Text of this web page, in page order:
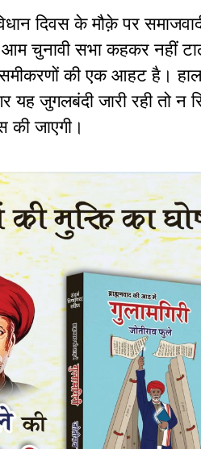
दिवस के मौक़े पर
चुनावी सभा कहकर नहीं
की एक आहट है।
जुगलबंदी जारी रही तो न
जाएगी।